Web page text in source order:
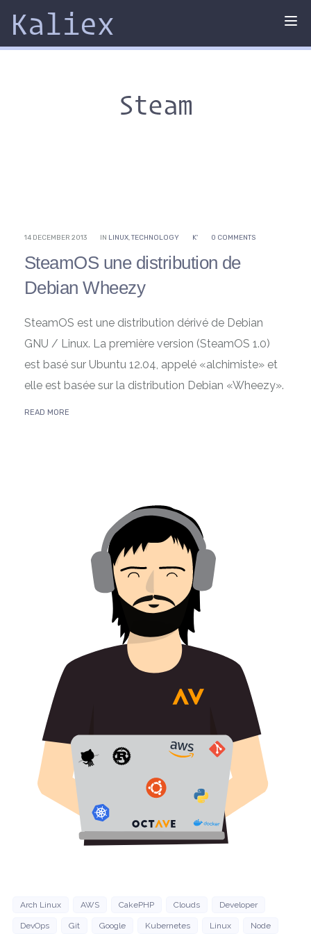
Kaliex
Steam
14 DECEMBER 2013 IN LINUX,TECHNOLOGY K' 0 COMMENTS
SteamOS une distribution de
Debian Wheezy
SteamOS est une distribution dérivé de Debian
GNU / Linux. La première version (SteamOS 1.0)
est basé sur Ubuntu 12.04, appelé «alchimiste» et
elle est basée sur la distribution Debian «Wheezy».
READ MORE
Arch Linux AWS CakePHP Clouds Developer
DevOps Git Google Kubernetes Linux Node